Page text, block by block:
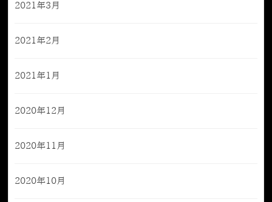
2021年3月
2021年2月
2021年1月
2020年12月
2020年11月
2020年10月